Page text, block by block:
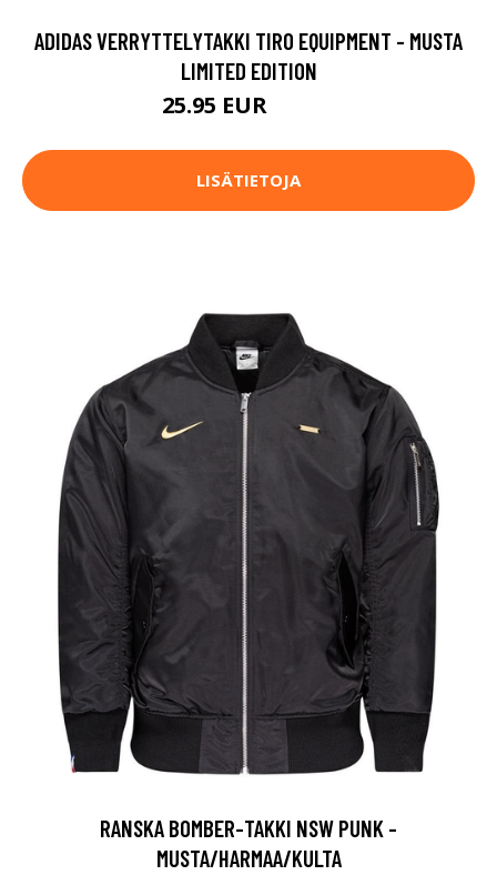
ADIDAS VERRYTTELYTAKKI TIRO EQUIPMENT - MUSTA
LIMITED EDITION
25.95 EUR
LISÄTIETOJA
RANSKA BOMBER-TAKKI NSW PUNK -
MUSTA/HARMAA/KULTA